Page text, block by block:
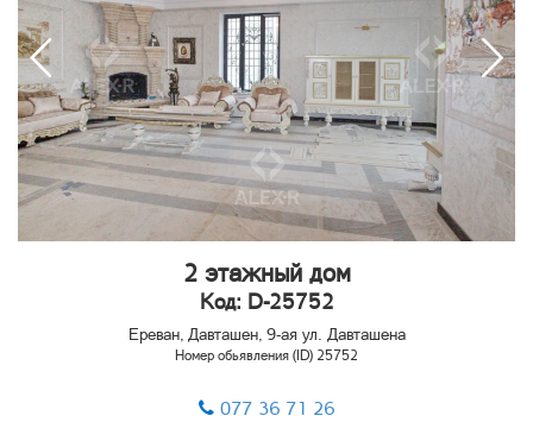
2 этажный дом
Код: D-25752
Ереван, Давташен, 9-ая ул. Давташена
Номер обьявления (ID) 25752
077 36 71 26